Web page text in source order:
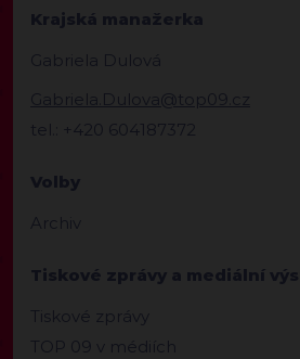
Krajská manažerka
Gabriela Dulová
Gabriela.Dulova@top09.cz
tel.: +420 604187372
Volby
Archiv
Tiskové zprávy a mediální
Tiskové zprávy
TOP 09 v médiích